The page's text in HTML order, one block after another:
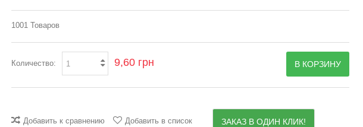
1001 Товаров
В КОРЗИНУ
Количество: 9,60 грн
Добавить к сравнению Добавить в список ЗАКАЗ В ОДИН КЛИК!